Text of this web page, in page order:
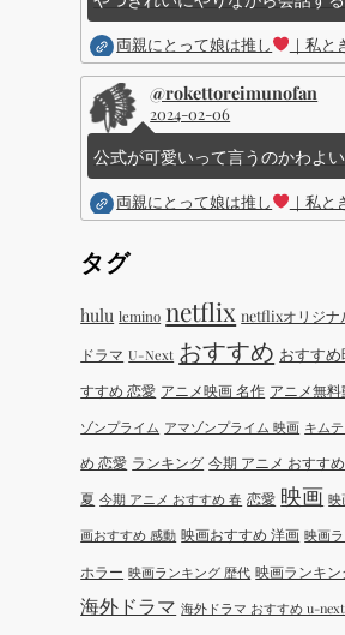
両親にとって娘は推し ｜私
@rokettoreimunofan
2024-02-06
公式が可愛いって言うのかわよい
両親にとって娘は推し ｜私
タグ
hulu lemino netflix netflixオリジナ
ドラマ U-Next おすすめ おすす
すすめ 恋愛 アニメ映画 名作 アニメ無
ゾンプライム アマゾンプライム 映画 キムテ
め 恋愛 ランキング 今期 アニメ おすす
夏 今期 アニメ おすすめ 春 恋愛 映画 映
画おすすめ 感動 映画おすすめ 洋画 映画
ホラー 映画ランキング 歴代 映画ランキ
海外ドラマ 海外ドラマ おすすめ u-next